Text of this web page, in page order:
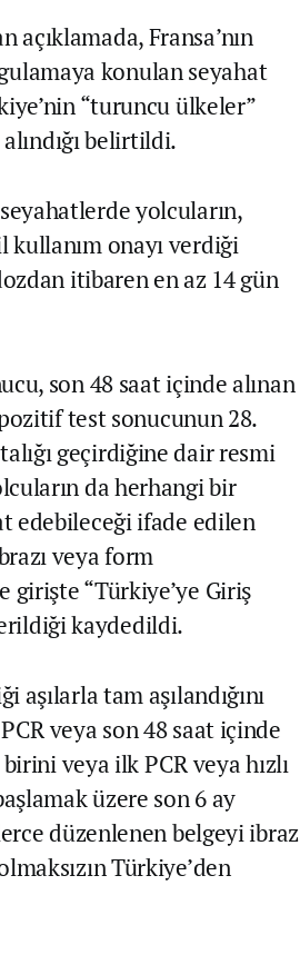
açıklamada, Fransa’nın
konulan seyahat
“turuncu ülkeler”
belirtildi.
yolcuların,
kullanım onayı verdiği
itibaren en az 14 gün
son 48 saat içinde alınan
test sonucunun 28.
geçirdiğine dair resmi
da herhangi bir
edebileceği ifade edilen
veya form
girişte “Türkiye’ye Giriş
kaydedildi.
aşılarla tam aşılandığını
veya son 48 saat içinde
veya ilk PCR veya hızlı
üzere son 6 ay
düzenlenen belgeyi ibraz
Türkiye’den